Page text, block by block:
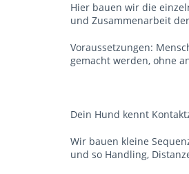
Hier bauen wir die
und Zusammenarbeit
Voraussetzungen:
gemacht werden, ohne
Dein Hund kennt
Wir bauen kleine
und so Handling,